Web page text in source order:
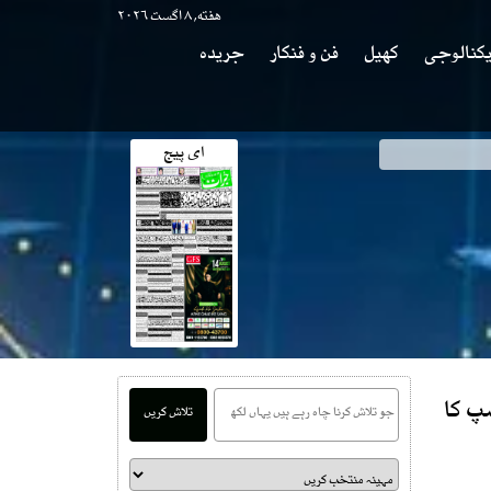
هفته, ۸ اگست ۲۰۲۶
کھیل فن و فنکار
جریدہ
ای پیج
کا
تلاش کریں